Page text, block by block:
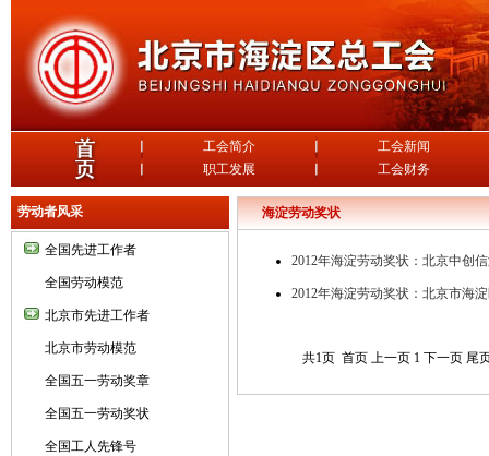
劳动者风采
全国先进工作者
全国劳动模范
北京市先进工作者
北京市劳动模范
全国五一劳动奖章
全国五一劳动奖状
全国工人先锋号
海淀劳动奖状
2012年海淀劳动奖状：北京中创
2012年海淀劳动奖状：北京市海
共1页 首页 上一页 1 下一页 尾